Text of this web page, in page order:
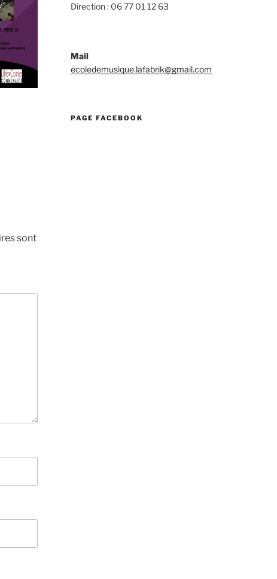
sont
Direction : 06 77 01 12 63
Mail
ecoledemusique.lafabrik@gmail.com
PAGE FACEBOOK